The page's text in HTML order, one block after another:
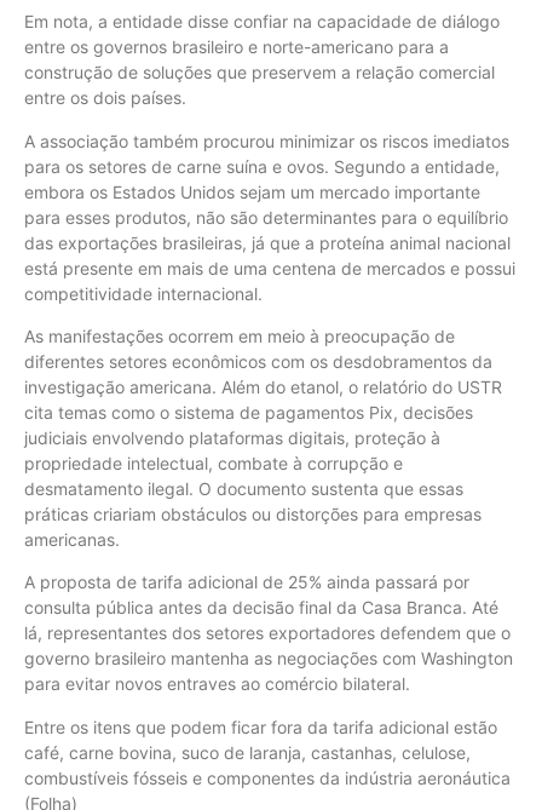
Em nota, a entidade disse confiar na capacidade de diálogo
entre os governos brasileiro e norte-americano para a
construção de soluções que preservem a relação comercial
entre os dois países.
A associação também procurou minimizar os riscos imediatos
para os setores de carne suína e ovos. Segundo a entidade,
embora os Estados Unidos sejam um mercado importante
para esses produtos, não são determinantes para o equilíbrio
das exportações brasileiras, já que a proteína animal nacional
está presente em mais de uma centena de mercados e possui
competitividade internacional.
As manifestações ocorrem em meio à preocupação de
diferentes setores econômicos com os desdobramentos da
investigação americana. Além do etanol, o relatório do USTR
cita temas como o sistema de pagamentos Pix, decisões
judiciais envolvendo plataformas digitais, proteção à
propriedade intelectual, combate à corrupção e
desmatamento ilegal. O documento sustenta que essas
práticas criariam obstáculos ou distorções para empresas
americanas.
A proposta de tarifa adicional de 25% ainda passará por
consulta pública antes da decisão final da Casa Branca. Até
lá, representantes dos setores exportadores defendem que o
governo brasileiro mantenha as negociações com Washington
para evitar novos entraves ao comércio bilateral.
Entre os itens que podem ficar fora da tarifa adicional estão
café, carne bovina, suco de laranja, castanhas, celulose,
combustíveis fósseis e componentes da indústria aeronáutica
(Folha)